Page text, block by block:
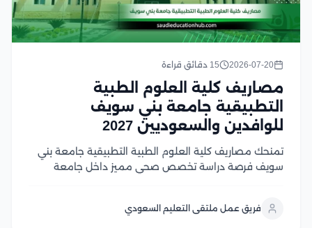
2026-07-20 15 دقائق قراءة
مصاريف كلية العلوم الطبية
التطبيقية جامعة بني سويف
للوافدين والسعوديين 2027
تمنحك مصاريف كلية العلوم الطبية التطبيقية جامعة بني
سويف فرصة دراسة تخصص صحي مميز داخل جامعة
الحديث، وتُعد الكلية خيارًا جذابًا للطلاب الوافدين
فريق عمل ملتقى التعليم السعودي